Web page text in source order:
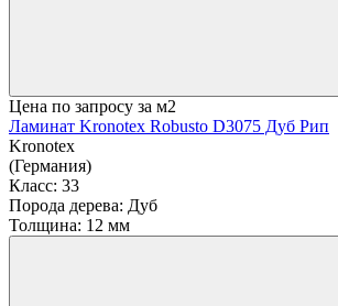
Цена по запросу за м2
Ламинат Kronotex Robusto D3075 Дуб Рип
Kronotex
(Германия)
Класс: 33
Порода дерева: Дуб
Толщина: 12 мм